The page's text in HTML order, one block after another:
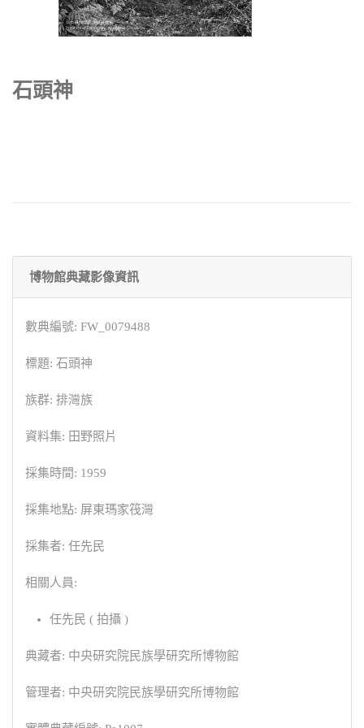
石頭神
博物館典藏影像資訊
數典編號: FW_0079488
標題: 石頭神
族群: 排灣族
資料集: 田野照片
採集時間: 1959
採集地點: 屏東瑪家筏灣
採集者: 任先民
相關人員:
任先民 ( 拍攝 )
典藏者: 中央研究院民族學研究所博物館
管理者: 中央研究院民族學研究所博物館